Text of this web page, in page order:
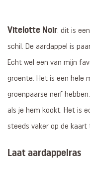
Vitelotte Noir: dit is
schil. De aardappel is
Echt wel een van mijn
groente. Het is een hele
groenpaarse nerf
als je hem kookt. Het is
steeds vaker op de
Laat aardappelras